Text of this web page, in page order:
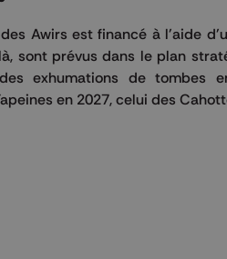
Awirs est financé à l'aide
sont prévus dans le plan
exhumations de tombes
en 2027, celui des